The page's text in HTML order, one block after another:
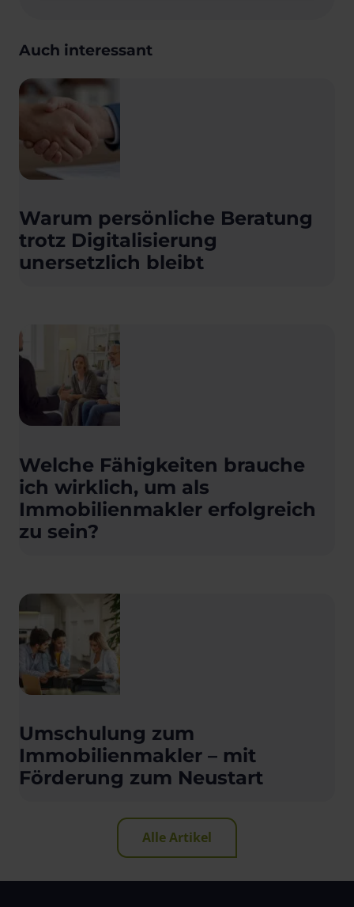
Auch interessant
Warum persönliche Beratung
trotz Digitalisierung
unersetzlich bleibt
Welche Fähigkeiten brauche
ich wirklich, um als
Immobilienmakler erfolgreich
zu sein?
Umschulung zum
Immobilienmakler – mit
Förderung zum Neustart
Alle Artikel